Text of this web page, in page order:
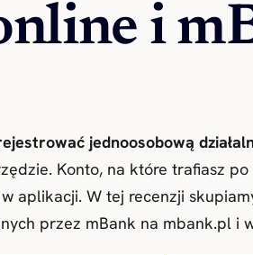
i
jednoosobową
Konto, na które trafiasz
aplikacji. W tej recenzji
przez mBank na mbank.pl i